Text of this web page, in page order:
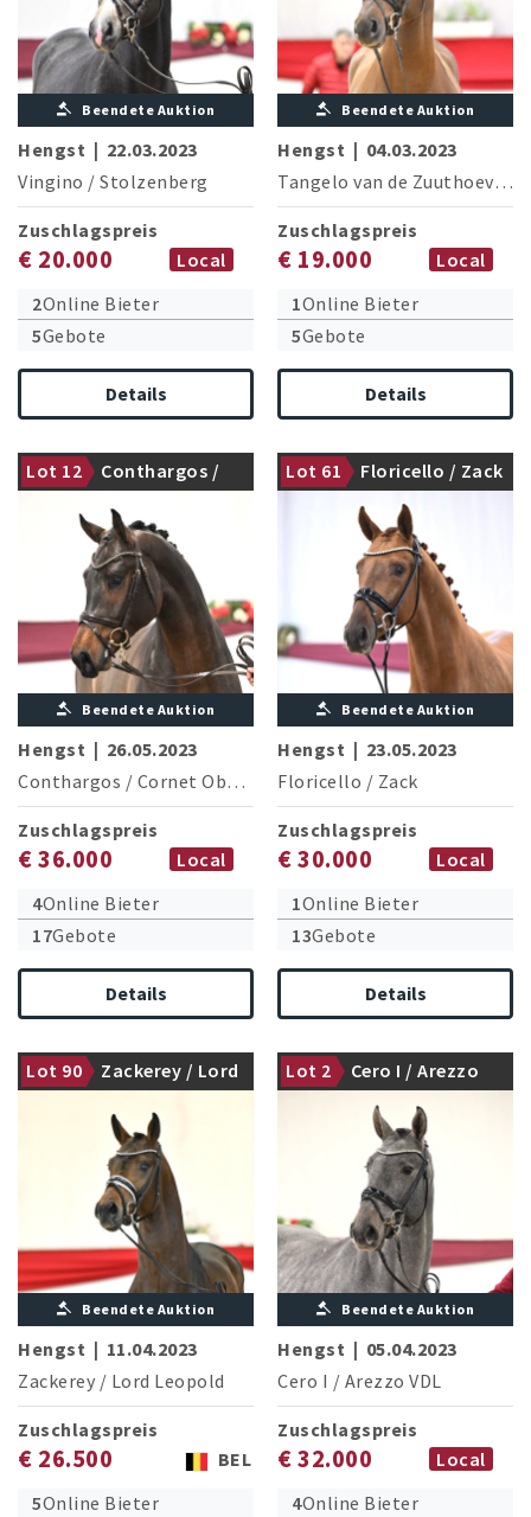
Beendete Auktion
Hengst | 22.03.2023
Vingino / Stolzenberg
Zuschlagspreis
€ 20.000
Local
2Online Bieter
5Gebote
Details
Beendete Auktion
Hengst | 04.03.2023
Tangelo van de Zuuthoeve
/
Zuschlagspreis
€ 19.000
Local
1Online Bieter
5Gebote
Details
Lot 12
Conthargos /
Cornet
Obolensky
gekört
Beendete Auktion
Hengst | 26.05.2023
Conthargos / Cornet Obolensky
Zuschlagspreis
€ 36.000
Local
4Online Bieter
17Gebote
Details
Lot 61 Floricello / Zack
gekört
Beendete Auktion
Hengst | 23.05.2023
Floricello / Zack
Zuschlagspreis
€ 30.000
Local
1Online Bieter
13Gebote
Details
Lot 90
Zackerey / Lord
Leopold
gekört
Beendete Auktion
Hengst | 11.04.2023
Zackerey / Lord Leopold
Zuschlagspreis
€ 26.500
BEL
5Online Bieter
Lot 2
Cero I / Arezzo
VDL
gekört
Beendete Auktion
Hengst | 05.04.2023
Cero I / Arezzo VDL
Zuschlagspreis
€ 32.000
Local
4Online Bieter